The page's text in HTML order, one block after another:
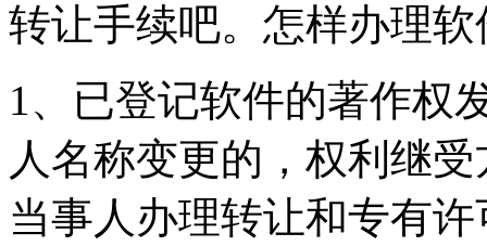
转让手续吧。怎样办理
1、已登记软件的著作权
人名称变更的，权利继
当事人办理转让和专有